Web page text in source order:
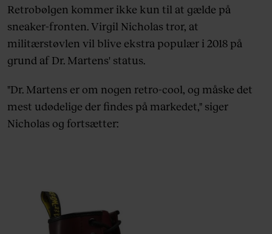
Retrobølgen kommer ikke kun til at gælde på
sneaker-fronten. Virgil Nicholas tror, at
militærstøvlen vil blive ekstra populær i 2018 på
grund af Dr. Martens' status.
"Dr. Martens er om nogen retro-cool, og måske det
mest udødelige der findes på markedet," siger
Nicholas og fortsætter: